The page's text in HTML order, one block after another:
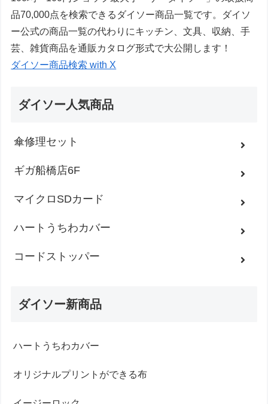
品70,000点を検索できるダイソー商品一覧です。ダイソ
ー公式の商品一覧の代わりにキッチン、文具、収納、手
芸、雑貨商品を通販カタログ形式で大公開します！
ダイソー商品検索 with X
ダイソー人気商品
傘修理セット
ギガ船橋店6F
マイクロSDカード
ハートうちわカバー
コードストッパー
ダイソー新商品
ハートうちわカバー
オリジナルプリントができる布